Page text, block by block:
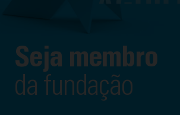
Seja membro
da fundação